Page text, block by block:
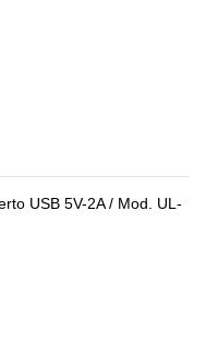
USB 5V-2A / Mod. UL-